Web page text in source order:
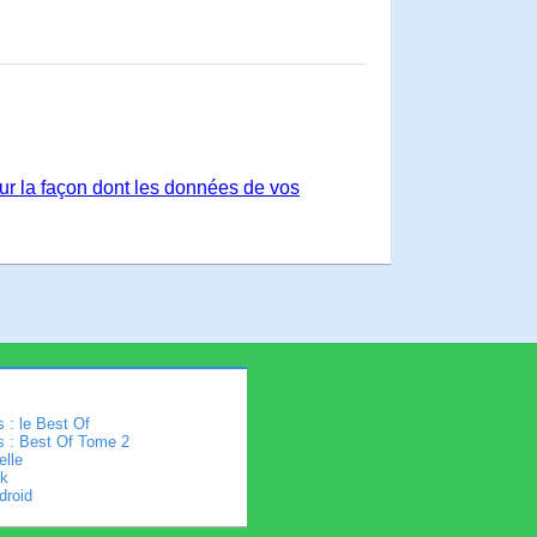
la façon dont les données de vos
: le Best Of
: Best Of Tome 2